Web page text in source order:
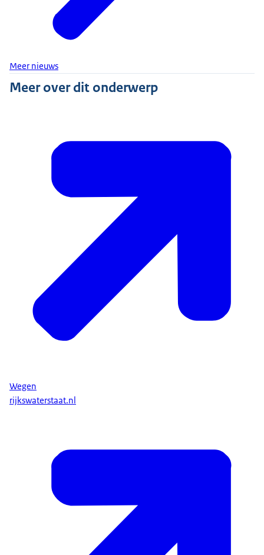
Meer nieuws
Meer over dit onderwerp
Wegen
rijkswaterstaat.nl